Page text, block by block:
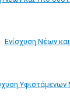
Ενίσχυση Νέων